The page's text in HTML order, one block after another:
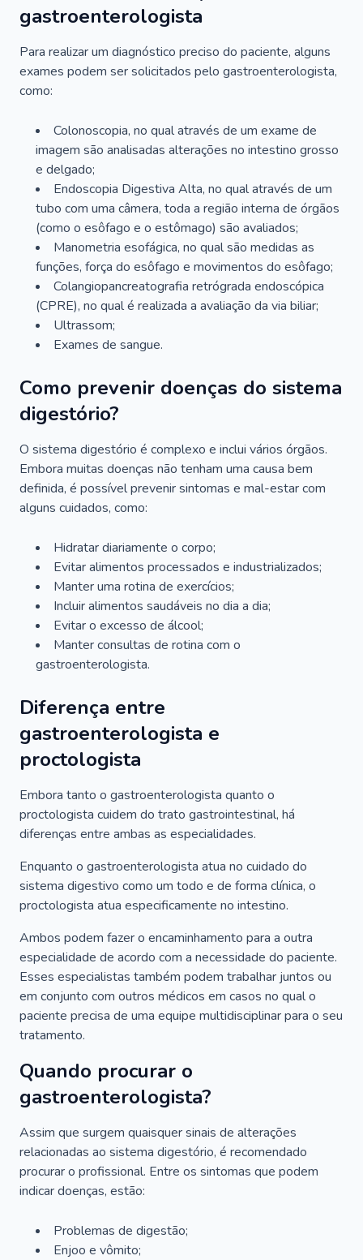
gastroenterologista
Para realizar um diagnóstico preciso do paciente, alguns
exames podem ser solicitados pelo gastroenterologista,
como:
Colonoscopia, no qual através de um exame de
imagem são analisadas alterações no intestino grosso
e delgado;
Endoscopia Digestiva Alta, no qual através de um
tubo com uma câmera, toda a região interna de órgãos
(como o esôfago e o estômago) são avaliados;
Manometria esofágica, no qual são medidas as
funções, força do esôfago e movimentos do esôfago;
Colangiopancreatografia retrógrada endoscópica
(CPRE), no qual é realizada a avaliação da via biliar;
Ultrassom;
Exames de sangue.
Como prevenir doenças do sistema
digestório?
O sistema digestório é complexo e inclui vários órgãos.
Embora muitas doenças não tenham uma causa bem
definida, é possível prevenir sintomas e mal-estar com
alguns cuidados, como:
Hidratar diariamente o corpo;
Evitar alimentos processados e industrializados;
Manter uma rotina de exercícios;
Incluir alimentos saudáveis no dia a dia;
Evitar o excesso de álcool;
Manter consultas de rotina com o
gastroenterologista.
Diferença entre
gastroenterologista e
proctologista
Embora tanto o gastroenterologista quanto o
proctologista cuidem do trato gastrointestinal, há
diferenças entre ambas as especialidades.
Enquanto o gastroenterologista atua no cuidado do
sistema digestivo como um todo e de forma clínica, o
proctologista atua especificamente no intestino.
Ambos podem fazer o encaminhamento para a outra
especialidade de acordo com a necessidade do paciente.
Esses especialistas também podem trabalhar juntos ou
em conjunto com outros médicos em casos no qual o
paciente precisa de uma equipe multidisciplinar para o seu
tratamento.
Quando procurar o
gastroenterologista?
Assim que surgem quaisquer sinais de alterações
relacionadas ao sistema digestório, é recomendado
procurar o profissional. Entre os sintomas que podem
indicar doenças, estão:
Problemas de digestão;
Enjoo e vômito;